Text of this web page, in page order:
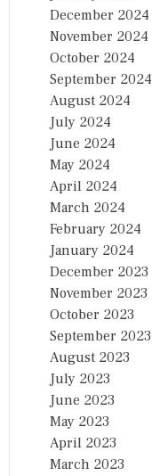
December 2024
November 2024
October 2024
September 2024
August 2024
July 2024
June 2024
May 2024
April 2024
March 2024
February 2024
January 2024
December 2023
November 2023
October 2023
September 2023
August 2023
July 2023
June 2023
May 2023
April 2023
March 2023